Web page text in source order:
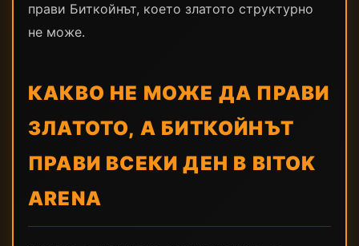
прави Биткойнът, което златото структурно
не може.
КАКВО НЕ МОЖЕ ДА ПРАВИ
ЗЛАТОТО, А БИТКОЙНЪТ
ПРАВИ ВСЕКИ ДЕН В BITOK
ARENA